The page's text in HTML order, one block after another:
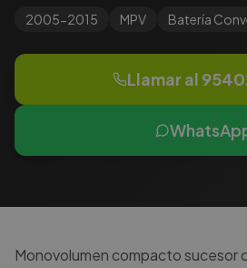
2005-2015 MPV Batería
Llamar al
Monovolumen compacto sucesor